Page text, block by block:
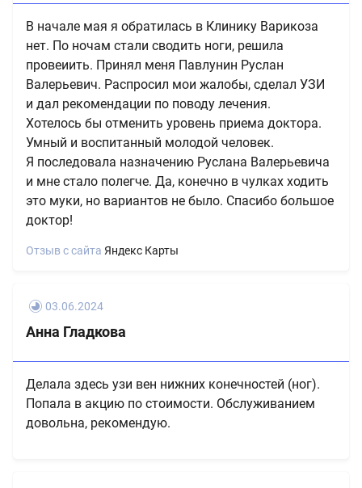
В начале мая я обратилась в Клинику Варикоза
нет. По ночам стали сводить ноги, решила
провеиить. Принял меня Павлунин Руслан
Валерьевич. Распросил мои жалобы, сделал УЗИ
и дал рекомендации по поводу лечения.
Хотелось бы отменить уровень приема доктора.
Умный и воспитанный молодой человек.
Я последовала назначению Руслана Валерьевича
и мне стало полегче. Да, конечно в чулках ходить
это муки, но вариантов не было. Спасибо большое
доктор!
Отзыв с сайта Яндекс Карты
03.06.2024
Анна Гладкова
Делала здесь узи вен нижних конечностей (ног).
Попала в акцию по стоимости. Обслуживанием
довольна, рекомендую.